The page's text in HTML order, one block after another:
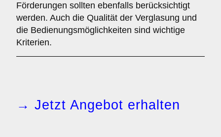
Förderungen sollten ebenfalls berücksichtigt
werden. Auch die Qualität der Verglasung und
die Bedienungsmöglichkeiten sind wichtige
Kriterien.
→ Jetzt Angebot erhalten